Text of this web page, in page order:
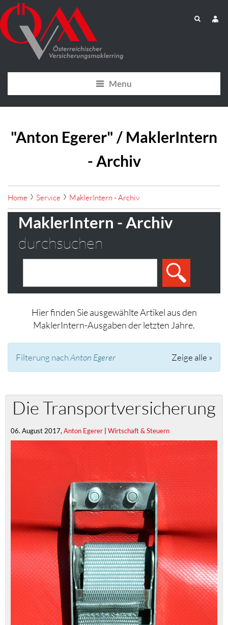
Menu
"Anton Egerer" / MaklerIntern
- Archiv
Home Service MaklerIntern - Archiv
MaklerIntern - Archiv
durchsuchen
Hier finden Sie ausgewählte Artikel aus den
MaklerIntern-Ausgaben der letzten Jahre.
Filterung nachAnton Egerer Zeige alle »
Die Transportversicherung
06. August 2017, Anton Egerer | Wirtschaft & Steuern